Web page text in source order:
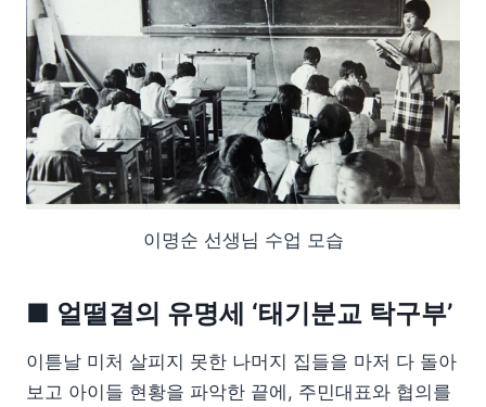
이명순 선생님 수업 모습
■ 얼떨결의 유명세 ‘태기분교 탁구부’
이튿날 미처 살피지 못한 나머지 집들을 마저 다 돌아
보고 아이들 현황을 파악한 끝에, 주민대표와 협의를